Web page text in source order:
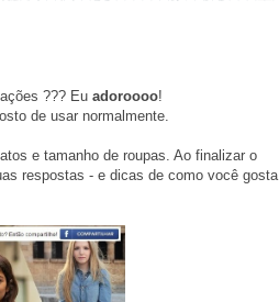
??? Eu adoroooo!
de usar normalmente.
e tamanho de roupas. Ao finalizar o
respostas - e dicas de como você gosta